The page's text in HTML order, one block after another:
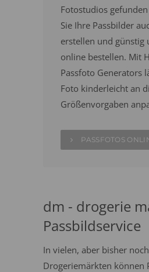
Fotostudios
Sie Ihre Passbilder
erstellen und günstig
online bestellen. Mit
Passfoto Generators
Foto kinderleicht an
Größenvorgaben
PASSFOTOS
dm - drogerie
Passbildservice
In vielen, aber bisher
Drogeriemärkten können